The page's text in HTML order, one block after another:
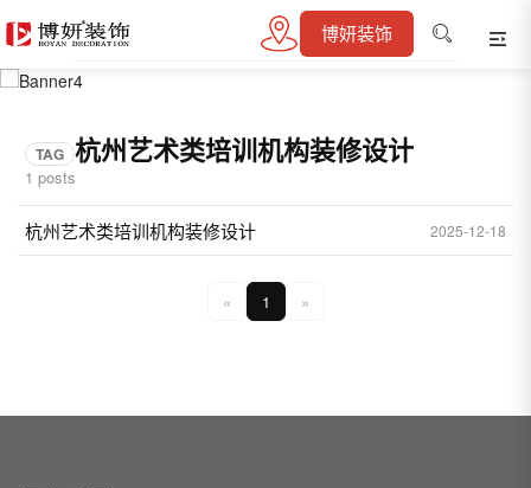
博妍装饰
04 / 04
TAG 杭州艺术类培训机构装修设计
1 posts
杭州艺术类培训机构装修设计 2025-12-18
« 1 »